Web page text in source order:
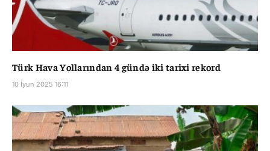
Türk Hava Yollarından 4 gündə iki tarixi rekord
10 İyun 2025 16:11